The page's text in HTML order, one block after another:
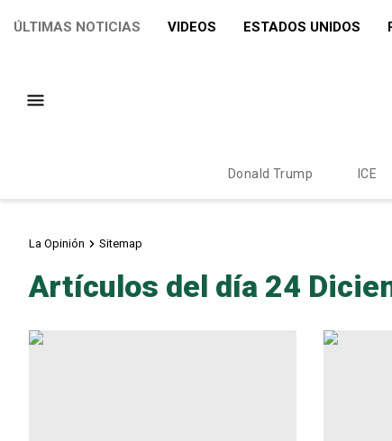
ÚLTIMAS NOTICIAS VIDEOS ESTADOS UNIDOS
Donald Trump ICE
La Opinión Sitemap
Artículos del día 24